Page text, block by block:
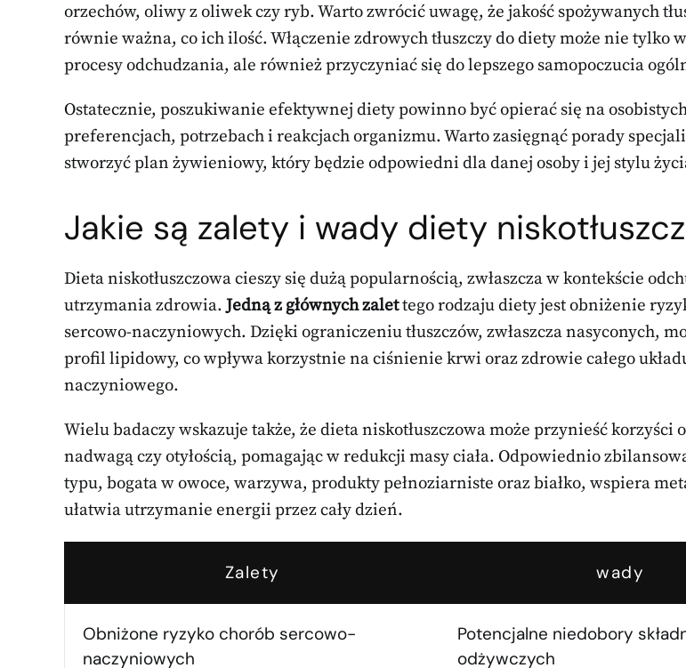
orzechów, oliwy z oliwek czy ryb. Warto zwrócić uwagę, że jakość spożywanych
równie ważna, co ich ilość. Włączenie zdrowych tłuszczy do diety może nie tylko
procesy odchudzania, ale również przyczyniać się do lepszego samopoczucia
Ostatecznie, poszukiwanie efektywnej diety powinno być opierać się na
preferencjach, potrzebach i reakcjach organizmu. Warto zasięgnąć porady
stworzyć plan żywieniowy, który będzie odpowiedni dla danej osoby i jej stylu
Jakie są zalety i wady diety
Dieta niskotłuszczowa cieszy się dużą popularnością, zwłaszcza w kontekście
utrzymania zdrowia.Jedną z głównych zalettego rodzaju diety jest obniżenie
sercowo-naczyniowych. Dzięki ograniczeniu tłuszczów, zwłaszcza nasyconych,
profil lipidowy, co wpływa korzystnie na ciśnienie krwi oraz zdrowie całego
naczyniowego.
Wielu badaczy wskazuje także, że dieta niskotłuszczowa może przynieść korzyści
nadwagą czy otyłością, pomagając w redukcji masy ciała. Odpowiednio
typu, bogata w owoce, warzywa, produkty pełnoziarniste oraz białko, wspiera
ułatwia utrzymanie energii przez cały dzień.
Zalety wady
Obniżone ryzyko chorób sercowo-
naczyniowych
Potencjalne niedobory
odżywczych